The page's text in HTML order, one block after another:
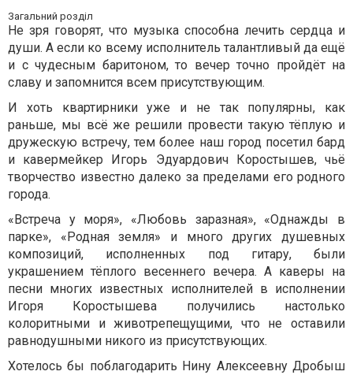
Загальний розділ
Не зря говорят, что музыка способна лечить сердца и
души. А если ко всему исполнитель талантливый да ещё
и с чудесным баритоном, то вечер точно пройдёт на
славу и запомнится всем присутствующим.
И хоть квартирники уже и не так популярны, как
раньше, мы всё же решили провести такую тёплую и
дружескую встречу, тем более наш город посетил бард
и кавермейкер Игорь Эдуардович Коростышев, чьё
творчество известно далеко за пределами его родного
города.
«Встреча у моря», «Любовь заразная», «Однажды в
парке», «Родная земля» и много других душевных
композиций, исполненных под гитару, были
украшением тёплого весеннего вечера. А каверы на
песни многих известных исполнителей в исполнении
Игоря Коростышева получились настолько
колоритными и животрепещущими, что не оставили
равнодушными никого из присутствующих.
Хотелось бы поблагодарить Нину Алексеевну Дробыш